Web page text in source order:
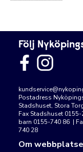
Följ
Postadress
Stadshuset, Stora
Fax Stadshuset
barn 0155-740 86 |
740 28
Om